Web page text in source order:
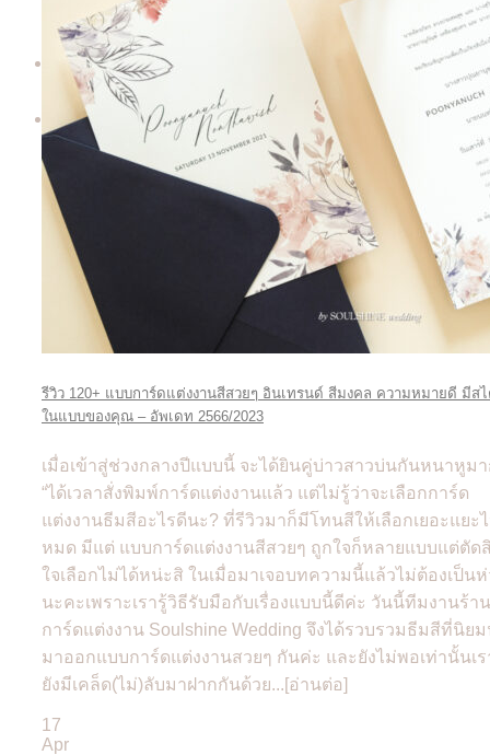
About
Contact
Search
for:
รีวิว 120+ แบบการ์ดแต่งงานสีสวยๆ อินเทรนด์ สีมงคล ความหมายดี มีส
ในแบบของคุณ – อัพเดท 2566/2023
เมื่อเข้าสู่ช่วงกลางปีแบบนี้ จะได้ยินคู่บ่าวสาวบ่นกันหนาหูม
“ได้เวลาสั่งพิมพ์การ์ดแต่งงานแล้ว แต่ไม่รู้ว่าจะเลือกการ์ด
แต่งงานธีมสีอะไรดีนะ? ที่รีวิวมาก็มีโทนสีให้เลือกเยอะแยะ
หมด มีแต่ แบบการ์ดแต่งงานสีสวยๆ ถูกใจก็หลายแบบแต่ตัด
ใจเลือกไม่ได้หน่ะสิ ในเมื่อมาเจอบทความนี้แล้วไม่ต้องเป็นห่
นะคะเพราะเรารู้วิธีรับมือกับเรื่องแบบนี้ดีค่ะ วันนี้ทีมงานร้าน
การ์ดแต่งงาน Soulshine Wedding จึงได้รวบรวมธีมสีที่นิย
มาออกแบบการ์ดแต่งงานสวยๆ กันค่ะ และยังไม่พอเท่านั้นเร
ยังมีเคล็ด(ไม่)ลับมาฝากกันด้วย...[อ่านต่อ]
17
Apr